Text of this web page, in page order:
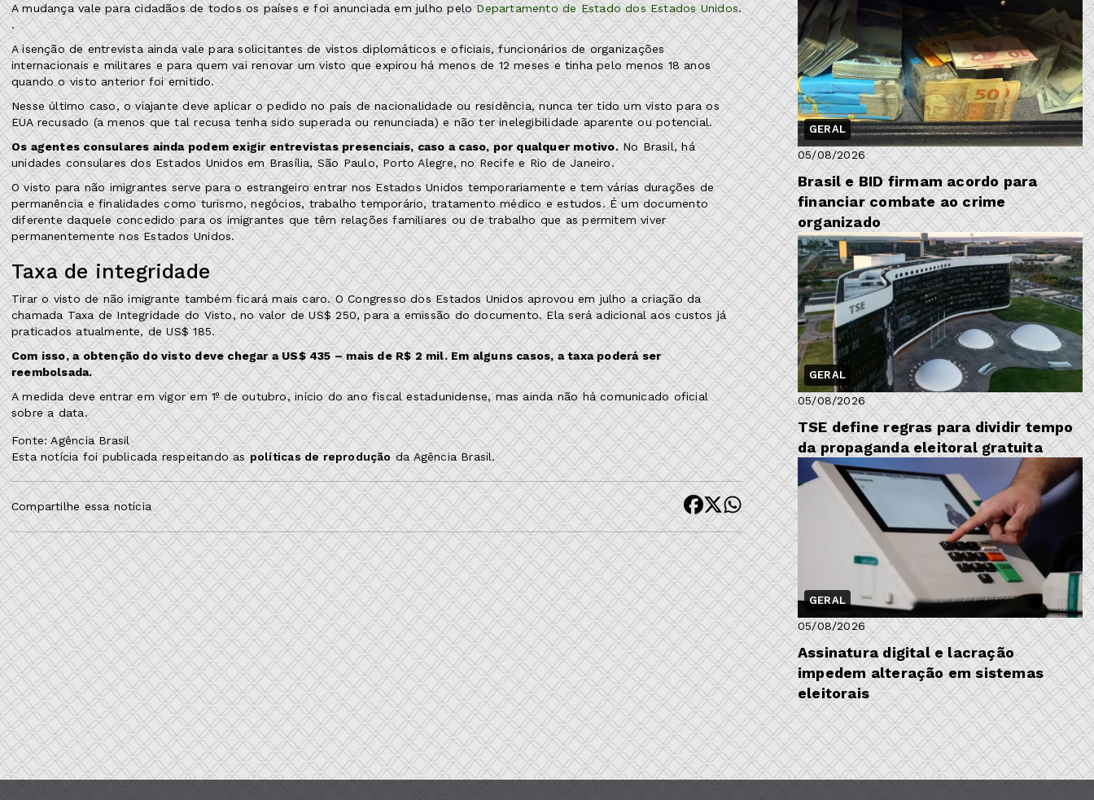
A mudança vale para cidadãos de todos os países e foi anunciada em julho peloDepartamento de Estado dos Estados Unidos.
.
A isenção de entrevista ainda vale para solicitantes de vistos diplomáticos e oficiais, funcionários de organizações
internacionais e militares e para quem vai renovar um visto que expirou há menos de 12 meses e tinha pelo menos 18 anos
quando o visto anterior foi emitido.
Nesse último caso, o viajante deve aplicar o pedido no país de nacionalidade ou residência, nunca ter tido um visto para os
EUA recusado (a menos que tal recusa tenha sido superada ou renunciada) e não ter inelegibilidade aparente ou potencial.
Os agentes consulares ainda podem exigir entrevistas presenciais, caso a caso, por qualquer motivo.No Brasil, há
unidades consulares dos Estados Unidos em Brasília, São Paulo, Porto Alegre, no Recife e Rio de Janeiro.
O visto para não imigrantes serve para o estrangeiro entrar nos Estados Unidos temporariamente e tem várias durações de
permanência e finalidades como turismo, negócios, trabalho temporário, tratamento médico e estudos. É um documento
diferente daquele concedido para os imigrantes que têm relações familiares ou de trabalho que as permitem viver
permanentemente nos Estados Unidos.
Taxa de integridade
Tirar o visto de não imigrante também ficará mais caro. O Congresso dos Estados Unidos aprovou em julho a criação da
chamada Taxa de Integridade do Visto, no valor de US$ 250, para a emissão do documento. Ela será adicional aos custos já
praticados atualmente, de US$ 185.
Com isso, a obtenção do visto deve chegar a US$ 435 – mais de R$ 2 mil. Em alguns casos, a taxa poderá ser
reembolsada.
A medida deve entrar em vigor em 1º de outubro, início do ano fiscal estadunidense, mas ainda não há comunicado oficial
sobre a data.
Fonte: Agência Brasil
Esta notícia foi publicada respeitando as políticas de reproduçãoda Agência Brasil.
Compartilhe essa notícia
GERAL
05/08/2026
Brasil e BID firmam acordo para
financiar combate ao crime
organizado
GERAL
05/08/2026
TSE define regras para dividir tempo
da propaganda eleitoral gratuita
GERAL
05/08/2026
Assinatura digital e lacração
impedem alteração em sistemas
eleitorais